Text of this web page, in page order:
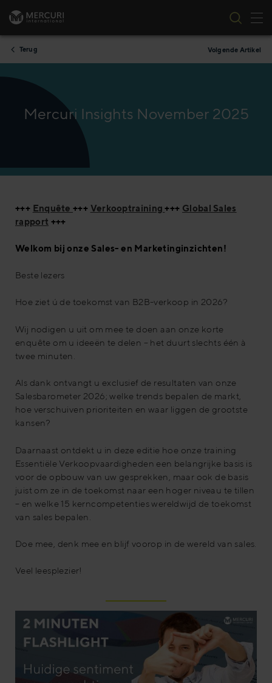
Ga naar inhoud
Terug Volgende Artikel
Mercuri Insights November 2025
+++ Enquête+++ Verkooptraining+++ Global Sales
rapport +++
Welkom bij onze Sales- en Marketinginzichten!
Beste lezers
Hoe ziet ú de toekomst van B2B-verkoop in 2026?
Wij nodigen u uit om mee te doen aan onze korte
enquête om u ideeën te delen – het duurt slechts één à
twee minuten.
Als dank ontvangt u exclusief de resultaten van onze
Salesbarometer 2026; welke trends bepalen de markt,
hoe verschuiven prioriteiten en waar liggen de grootste
kansen?
Daarnaast ontdekt u in deze editie hoe onze training
Essentiële Verkoopvaardigheden een belangrijke basis is
voor de opbouw van uw gesprekken, maar ook de basis
juist om ze in de toekomst naar een hoger niveau te tillen
– en welke 15 kerncompetenties wereldwijd de toekomst
van sales bepalen.
Doe mee, denk mee en blijf voorop in de wereld van sales.
Veel leesplezier!